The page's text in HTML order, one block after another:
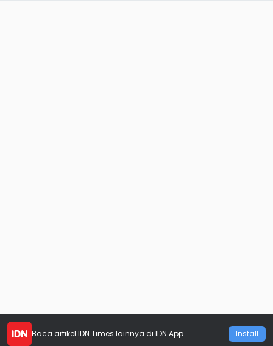
Baca artikel IDN Times lainnya di IDN App Install